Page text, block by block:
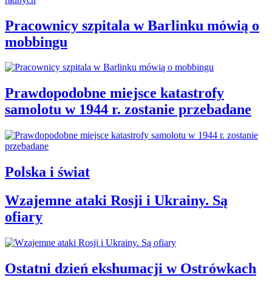
Pracownicy szpitala w Barlinku mówią o
mobbingu
Prawdopodobne miejsce katastrofy
samolotu w 1944 r. zostanie przebadane
Polska i świat
Wzajemne ataki Rosji i Ukrainy. Są
ofiary
Ostatni dzień ekshumacji w Ostrówkach